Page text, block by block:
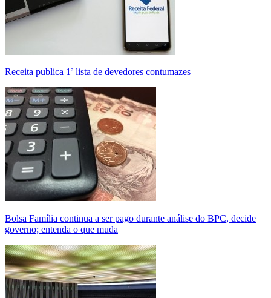
Receita publica 1ª lista de devedores contumazes
Bolsa Família continua a ser pago durante análise do BPC, decide
governo; entenda o que muda